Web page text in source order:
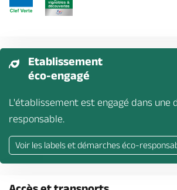
Etablissement
éco-engagé
L'établissement est engagé dans une
responsable.
Voir les labels et démarches éco-